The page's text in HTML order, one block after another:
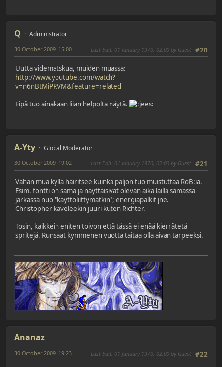
Q Administrator
#20
30 October 2009, 15:00 Last Edit: 01 January 1970, 02:00 by Guest
Uutta vidematskua, muiden muassa:
http://www.youtube.com/watch?
v=n6nBtMiPRVM&feature=related
Eipä tuo ainakaan liian helpolta näytä.
A-Yty Global Moderator
#21
30 October 2009, 19:02 Last Edit: 01 January 1970, 02:00 by Guest
Vähän mua kyllä häiritsee kuinka paljon tuo muistuttaa RoB:ia.
Esim. fontti on sama ja näyttäisivät olevan aika lailla samassa
järkässä nuo "käyttöliittymätkin"; energiapalkit jne.
Christopher käveleekin juuri kuten Richter.
Tosin, kaikkein eniten toivon että tässä ei enää kierrätetä
spritejä. Runsaat kymmenen vuotta taitaa olla aivan tarpeeksi.
Ananaz
#22
30 October 2009, 19:23 Last Edit: 01 January 1970, 02:00 by Guest